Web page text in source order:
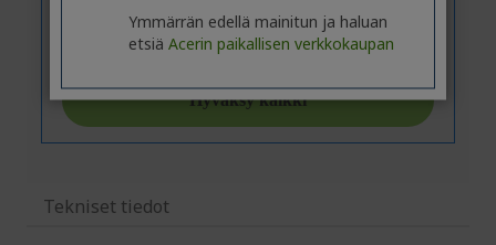
Tekniset tiedot
Ymmärrän edellä mainitun ja haluan
etsiä Acerin paikallisen verkkokaupan